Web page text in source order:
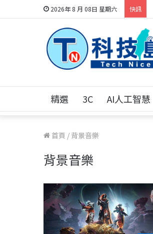
2026年 8 月 08日 星期六 快訊
精選 3C AI人工智慧
首頁 / 背景音樂
背景音樂